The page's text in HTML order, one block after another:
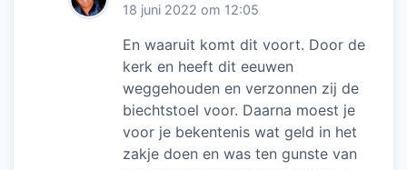
18 juni 2022 om 12:05
En waaruit komt dit voort. Door de
kerk en heeft dit eeuwen
weggehouden en verzonnen zij de
biechtstoel voor. Daarna moest je
voor je bekentenis wat geld in het
zakje doen en was ten gunste van